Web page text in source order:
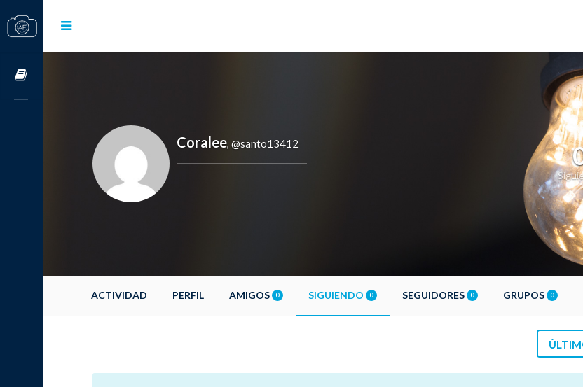
Coralee, @santo13412
ACTIVIDAD PERFIL AMIGOS 0 SIGUIENDO 0 SEGUIDORES 0 GRUPOS 0